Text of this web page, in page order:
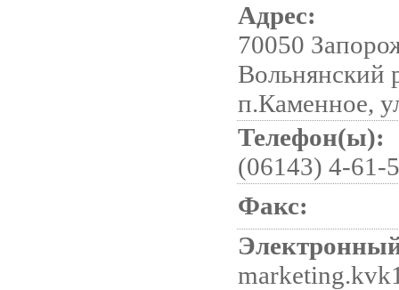
Адрес:
70050
Вольнянский
п.Каменное,
Телефон(ы):
(06143) 4-61-
Факс: